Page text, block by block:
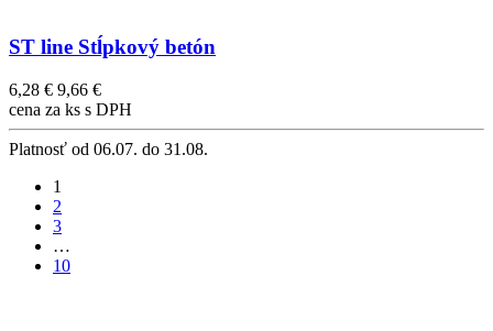
ST line Stĺpkový betón
6,28 € 9,66 €
cena za ks s DPH
Platnosť od 06.07. do 31.08.
1
2
3
…
10